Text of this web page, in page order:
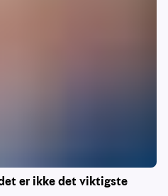
er ikke det viktigste